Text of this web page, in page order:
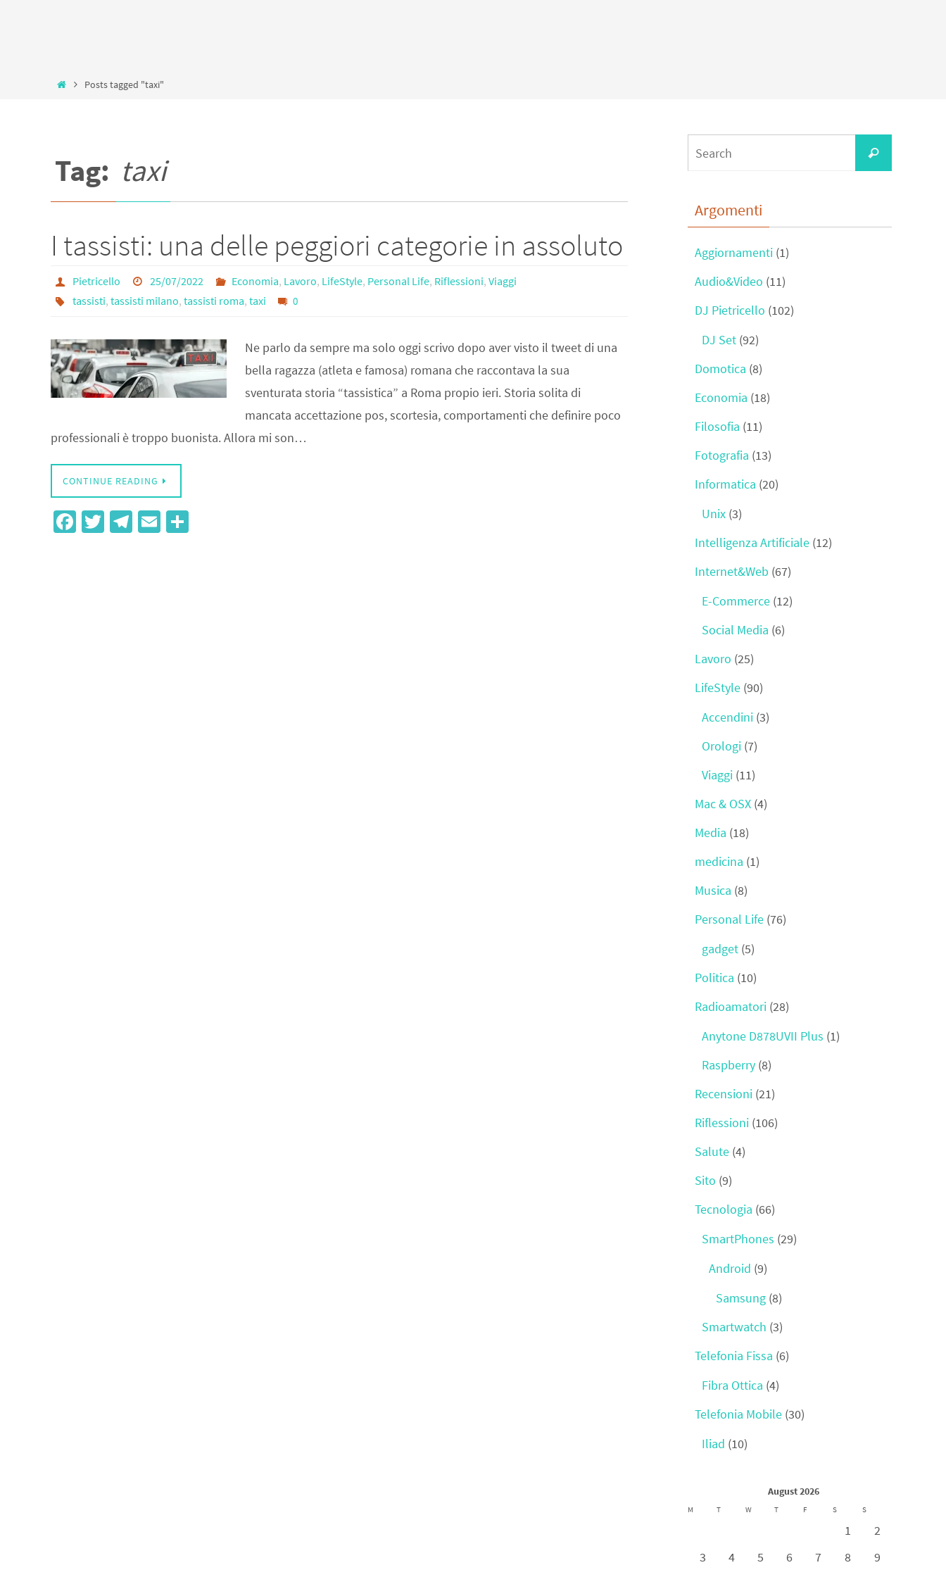
HomePosts tagged "taxi"
Tag: taxi
I tassisti: una delle peggiori categorie in assoluto
Pietricello 25/07/2022 Economia, Lavoro, LifeStyle, Personal Life, Riflessioni,Viaggi
tassisti, tassisti milano, tassisti roma, taxi 0
Ne parlo da sempre ma solo oggi scrivo dopo aver visto il tweet di una
bella ragazza (atleta e famosa) romana che raccontava la sua
sventurata storia “tassistica” a Roma propio ieri. Storia solita di
mancata accettazione pos, scortesia, comportamenti che definire poco
professionali è troppo buonista. Allora mi son…
CONTINUE READING
Fa T
Te E
for:
Search
Argomenti
Aggiornamenti (1)
Audio&Video (11)
DJ Pietricello (102)
DJ Set (92)
Domotica (8)
Economia (18)
Filosofia (11)
Fotografia (13)
Informatica (20)
Unix (3)
Intelligenza Artificiale (12)
Internet&Web (67)
E-Commerce (12)
Social Media (6)
Lavoro (25)
LifeStyle (90)
Accendini (3)
Orologi (7)
Viaggi (11)
Mac & OSX (4)
Media (18)
medicina (1)
Musica (8)
Personal Life (76)
gadget (5)
Politica (10)
Radioamatori (28)
Anytone D878UVII Plus (1)
Raspberry (8)
Recensioni (21)
Riflessioni (106)
Salute (4)
Sito (9)
Tecnologia (66)
SmartPhones (29)
Android (9)
Samsung (8)
Smartwatch (3)
Telefonia Fissa (6)
Fibra Ottica (4)
Telefonia Mobile (30)
Iliad (10)
August 2026
M T W T F S S
1
2
3
4 5 6 7 8
9